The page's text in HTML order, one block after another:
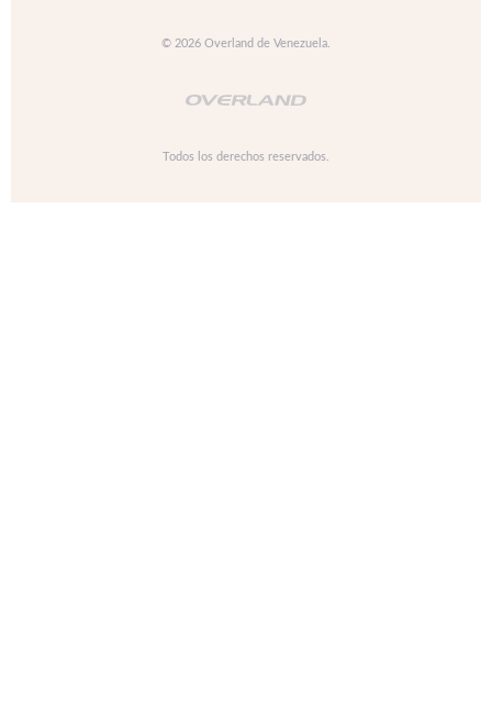
© 2026 Overland de Venezuela.
Todos los derechos reservados.